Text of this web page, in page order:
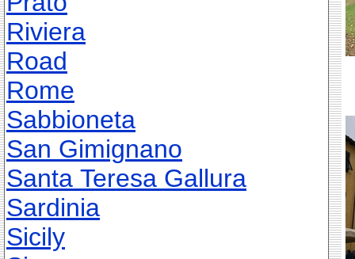
Riviera
Road
Rome
Sabbioneta
San Gimignano
Santa Teresa Gallura
Sardinia
Sicily